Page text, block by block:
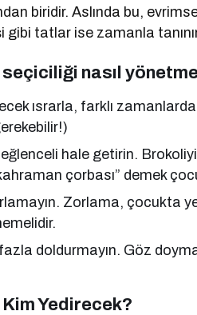
biridir. Aslında bu,
gibi tatlar ise zamanla
seçiciliği nasıl
ısrarla, farklı
hale getirin.
çorbası” demek
Zorlama, çocukta
fazla doldurmayın. Göz
Yedirecek?